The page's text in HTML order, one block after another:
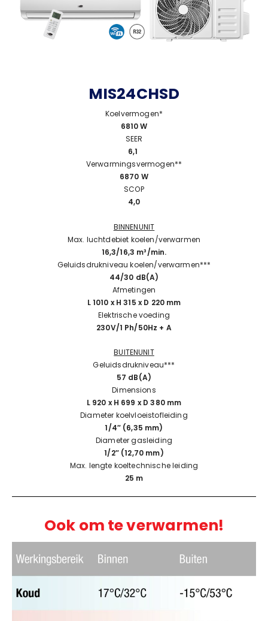
MIS24CHSD
Koelvermogen*
6810 W
SEER
6,1
Verwarmingsvermogen**
6870 W
SCOP
4,0
BINNENUNIT
Max. luchtdebiet koelen/verwarmen
16,3/16,3 m³/min.
Geluidsdrukniveau koelen/verwarmen***
44/30 dB(A)
Afmetingen
L 1010 x H 315 x D 220 mm
Elektrische voeding
230V/1 Ph/50Hz + A
BUITENUNIT
Geluidsdrukniveau***
57 dB(A)
Dimensions
L 920 x H 699 x D 380 mm
Diameter koelvloeistofleiding
1/4″ (6,35 mm)
Diameter gasleiding
1/2″ (12,70 mm)
Max. lengte koeltechnische leiding
25 m
Ook om te verwarmen!